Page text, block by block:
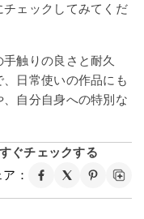
ェックしてみてくだ
触りの良さと耐久
日常使いの作品にも
自分自身への特別な
ぐチェックする
：